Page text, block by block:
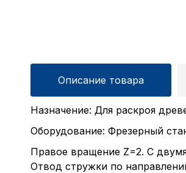
Описание товара
Назначение: Для раскроя
Оборудование: Фрезерный
Правое вращение Z=2. С
Отвод стружки по